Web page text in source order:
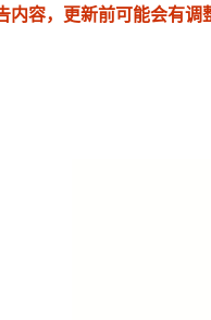
内容，更新前可能会有调